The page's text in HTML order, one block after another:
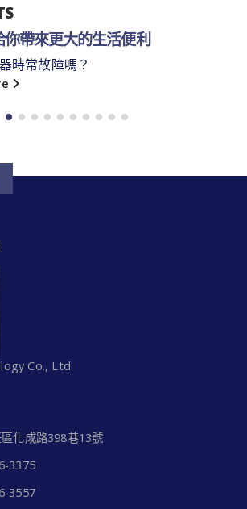
傳感器可承接客戶各種非標尺寸
千家萬戶美好生活的守護者
Co., Ltd.
化成路398巷13號
3375
3557